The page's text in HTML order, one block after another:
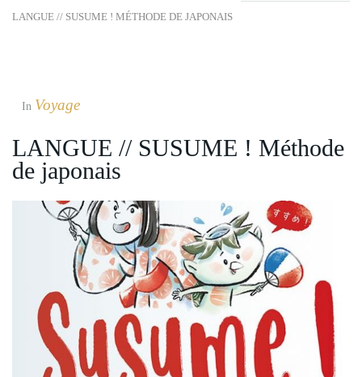
LANGUE // SUSUME ! MÉTHODE DE JAPONAIS
In Voyage
LANGUE // SUSUME ! Méthode
de japonais